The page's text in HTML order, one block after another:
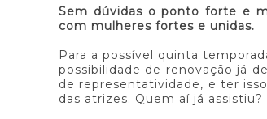
Sem dúvidas o ponto forte e
com mulheres fortes e unidas.
Para a possível quinta
possibilidade de renovação já
de representatividade, e ter
das atrizes. Quem aí já assistiu?